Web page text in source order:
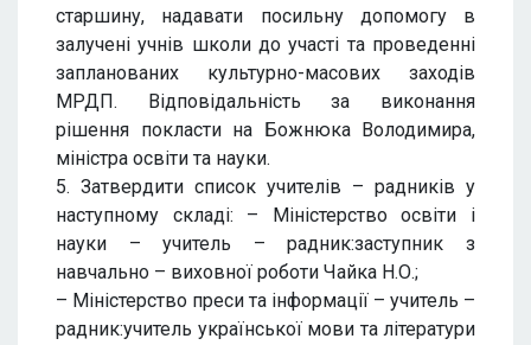
старшину, надавати посильну допомогу в
залучені учнів школи до участі та проведенні
запланованих культурно-масових заходів
МРДП. Відповідальність за виконання
рішення покласти на Божнюка Володимира,
міністра освіти та науки.
5. Затвердити список учителів – радників у
наступному складі: – Міністерство освіти і
науки – учитель – радник:заступник з
навчально – виховної роботи Чайка Н.О.;
– Міністерство преси та інформації – учитель –
радник:учитель української мови та літератури